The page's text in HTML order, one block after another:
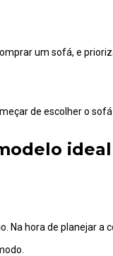
um sofá, e
de escolher o sofá
ideal
Na hora de planejar a